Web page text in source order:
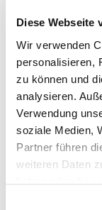
Diese Webseite
Wir verwenden
personalisieren,
zu können und
analysieren.
Verwendung
soziale Medien,
Partner führen
weiteren Daten